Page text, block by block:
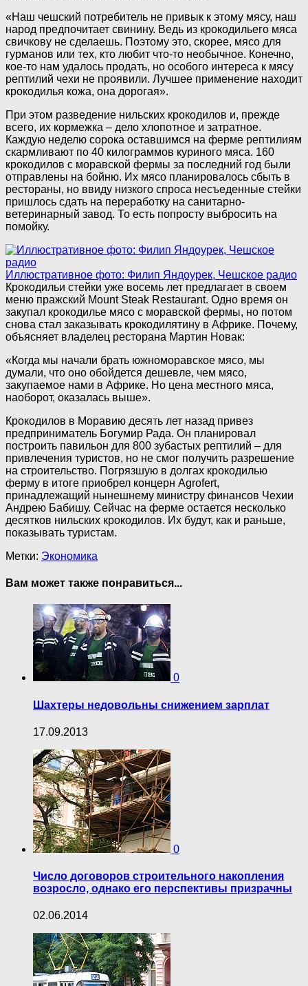
«Наш чешский потребитель не привык к этому мясу, наш
народ предпочитает свинину. Ведь из крокодильего мяса
свичкову не сделаешь. Поэтому это, скорее, мясо для
гурманов или тех, кто любит что-то необычное. Конечно,
кое-то нам удалось продать, но особого интереса к мясу
рептилий чехи не проявили. Лучшее применение находит
крокодилья кожа, она дорогая».
При этом разведение нильских крокодилов и, прежде
всего, их кормежка – дело хлопотное и затратное.
Каждую неделю сорока оставшимся на ферме рептилиям
скармливают по 40 килограммов куриного мяса. 160
крокодилов с моравской фермы за последний год были
отправлены на бойню. Их мясо планировалось сбыть в
рестораны, но ввиду низкого спроса несъеденные стейки
пришлось сдать на переработку на санитарно-
ветеринарный завод. То есть попросту выбросить на
помойку.
Иллюстративное фото: Филип Яндоурек, Чешское радио
Крокодильи стейки уже восемь лет предлагает в своем
меню пражский Mount Steak Restaurant. Одно время он
закупал крокодилье мясо с моравской фермы, но потом
снова стал заказывать крокодилятину в Африке. Почему,
объясняет владелец ресторана Мартин Новак:
«Когда мы начали брать южноморавское мясо, мы
думали, что оно обойдется дешевле, чем мясо,
закупаемое нами в Африке. Но цена местного мяса,
наоборот, оказалась выше».
Крокодилов в Моравию десять лет назад привез
предприниматель Богумир Рада. Он планировал
построить павильон для 800 зубастых рептилий – для
привлечения туристов, но не смог получить разрешение
на строительство. Погрязшую в долгах крокодилью
ферму в итоге приобрел концерн Agrofert,
принадлежащий нынешнему министру финансов Чехии
Андрею Бабишу. Сейчас на ферме остается несколько
десятков нильских крокодилов. Их будут, как и раньше,
показывать туристам.
Метки: Экономика
Вам может также понравиться...
0
Шахтеры недовольны снижением зарплат
17.09.2013
0
Число договоров строительного накопления
возросло, однако его перспективы призрачны
02.06.2014